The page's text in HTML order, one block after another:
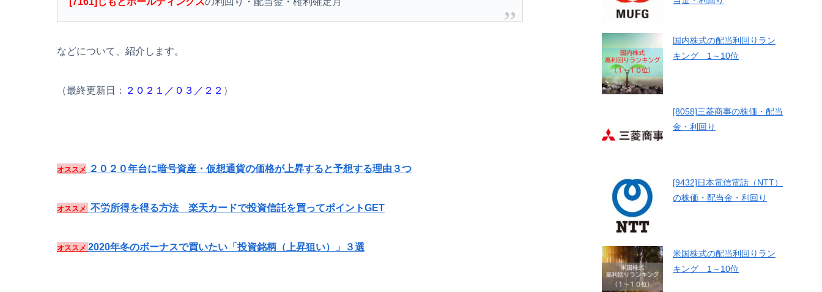
などについて、紹介します。
（最終更新日： ２０２１／０３／２２ ）
オススメ ２０２０年台に暗号資産・仮想通貨の価格が上昇すると予想する理由３つ
オススメ 不労所得を得る方法 楽天カードで投資信託を買ってポイントGET
オススメ 2020年冬のボーナスで買いたい「投資銘柄（上昇狙い）」３選
国内株式の配当利回りラン
キング 1～10位
[8058]三菱商事の株価・配当
金・利回り
[9432]日本電信電話（NTT）
の株価・配当金・利回り
米国株式の配当利回りラン
キング 1～10位